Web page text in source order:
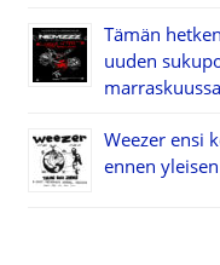
Tämän
uuden
Weezer ensi
ennen